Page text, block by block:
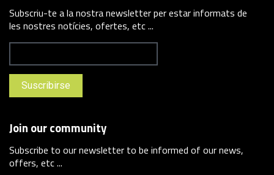
Subscriu-te a la nostra newsletter per estar informats de
les nostres notícies, ofertes, etc ...
Join our community
Subscribe to our newsletter to be informed of our news,
offers, etc ...